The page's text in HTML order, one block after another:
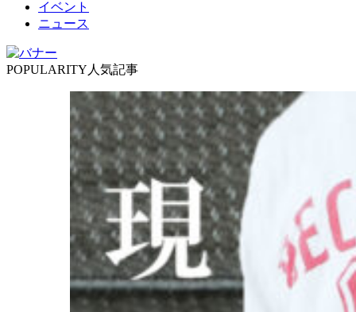
イベント
ニュース
POPULARITY 人気記事